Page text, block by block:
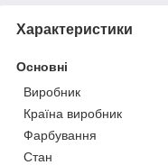
Характеристики
Основні
Виробник
Країна виробник
Фарбування
Стан